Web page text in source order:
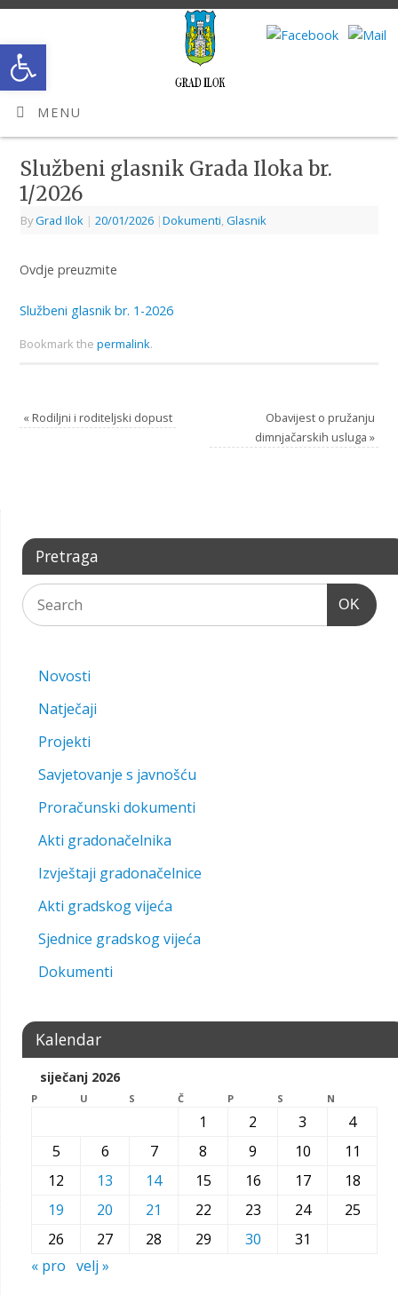
Open toolbar
MENU
Službeni glasnik Grada Iloka br.
1/2026
ByGrad Ilok | 20/01/2026 |Dokumenti Glasnik
Ovdje preuzmite
Službeni glasnik br. 1-2026
Bookmark the permalink.
«Rodiljni i roditeljski dopust
Obavijest o pružanju
dimnjačarskih usluga»
Pretraga
OK
Novosti
Natječaji
Projekti
Savjetovanje s javnošću
Proračunski dokumenti
Akti gradonačelnika
Izvještaji gradonačelnice
Akti gradskog vijeća
Sjednice gradskog vijeća
Dokumenti
Kalendar
siječanj 2026
P U S Č P S N
1 2 3
4
5
6 7 8 9 10
11
12
13 14 15 16 17
18
19
20 21 22 23 24
25
26
27 28 29 30
31
« pro velj »